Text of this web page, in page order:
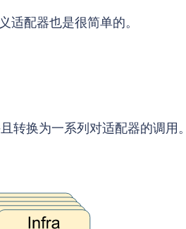
适配器也是很简单的。
转换为一系列对适配器的调用